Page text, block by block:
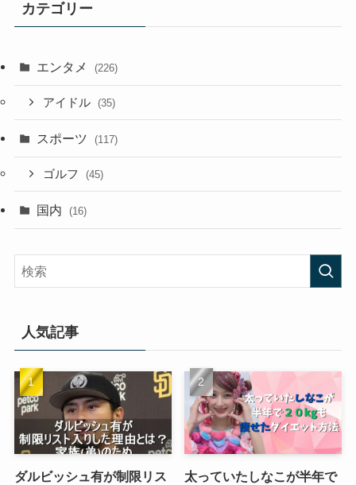
カテゴリー
エンタメ (226)
アイドル (35)
スポーツ (117)
ゴルフ (45)
国内 (16)
人気記事
ダルビッシュ有が制限リス
太っていたしなこが半年で